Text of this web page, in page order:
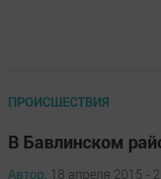
ПРОИСШЕСТВИЯ
В Бавлинском
Автор, 18 апреля 2015 -